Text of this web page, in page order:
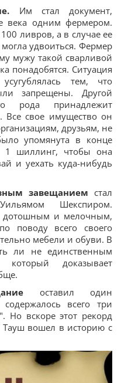
Им стал документ,
века одним фермером.
ливров, а в случае ее
удвоиться. Фермер
мужу такой сварливой
понадобятся. Ситуация
тем, что
запрещены. Другой
рода принадлежит
Все свое имущество он
друзьям, не
упомянута в конце
1 шиллинг, чтобы она
и уехать куда-нибудь
завещанием стал
Шекспиром.
дотошным и мелочным,
поводу всего своего
мебели и обуви. В
ли не единственным
который доказывает
оставил один
всего три
Но вскоре этот рекорд
вошел в историю с